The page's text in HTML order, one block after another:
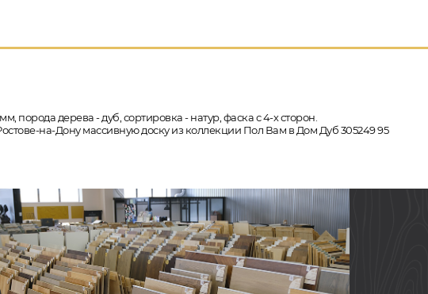
порода дерева - дуб, сортировка - натур, фаска с 4-х сторон.
на-Дону массивную доску из коллекции Пол Вам в Дом Дуб 305249 95